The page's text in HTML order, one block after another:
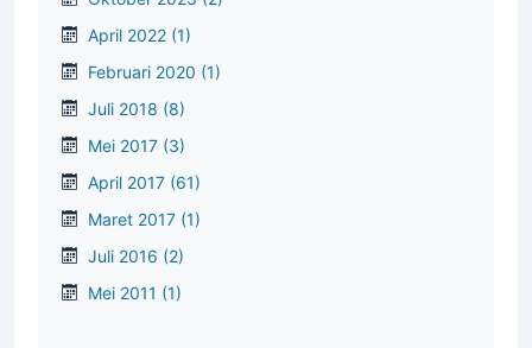
April 2022 (1)
Februari 2020 (1)
Juli 2018 (8)
Mei 2017 (3)
April 2017 (61)
Maret 2017 (1)
Juli 2016 (2)
Mei 2011 (1)